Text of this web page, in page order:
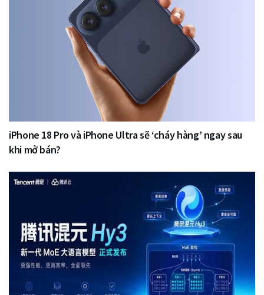
iPhone 18 Pro và iPhone Ultra sẽ ‘cháy hàng’ ngay sau
khi mở bán?